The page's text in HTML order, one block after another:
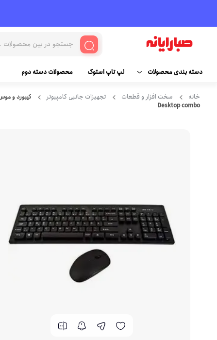
دسته بندی محصولات
کامپیوتر قطعات و سخت افزار
هارد
کارت گرافیک
لپ تاپ استوک محصولات دسته دوم
خانه سخت افزار و قطعات تجهیزات جانبی کامپیوتر
Desktop combo